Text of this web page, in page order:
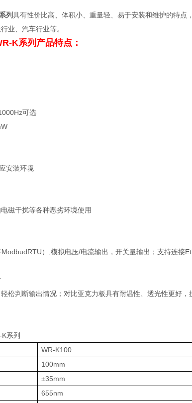
列具有性价比高、体积小、重量轻、易于安装和维护的特
业、汽车行业等。
K系列 产品特点：
可选
安装环境
磁干扰等各种恶劣环境使用
）,模拟电压/电流输出，开关量输出；支持连接
松判断输出情况；对比亚克力板具有耐温性、透光性更好，
WR-K100
100mm
±35mm
655nm